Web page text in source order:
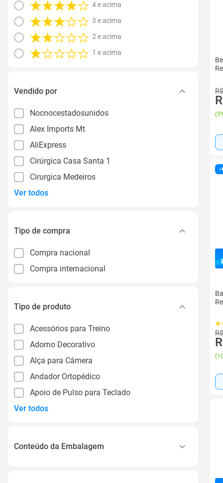
4 e acima
3 e acima
2 e acima
1 e acima
Vendido por
Nocnocestadosunidos
Alex Imports Mt
AliExpress
Cirúrgica Casa Santa 1
Cirurgica Medeiros
Ver todos
Tipo de compra
Compra nacional
Compra internacional
Tipo de produto
Acessórios para Treino
Adorno Decorativo
Alça para Câmera
Andador Ortopédico
Apoio de Pulso para Teclado
Ver todos
Conteúdo da Embalagem
(
(